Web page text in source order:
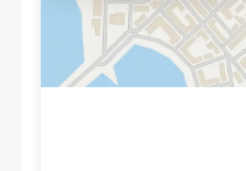
Havuz-Bahçe Bakımı